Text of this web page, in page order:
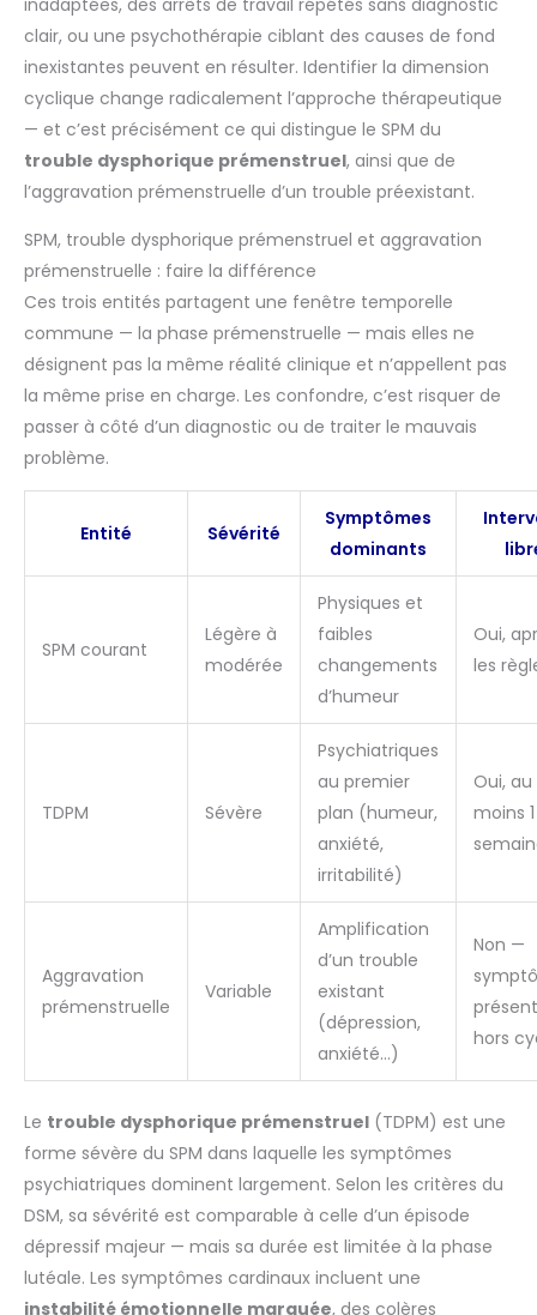
clair, ou une psychothérapie ciblant des causes de fond
inexistantes peuvent en résulter. Identifier la dimension
cyclique change radicalement l’approche thérapeutique
— et c’est précisément ce qui distingue le SPM du
trouble dysphorique prémenstruel, ainsi que de
l’aggravation prémenstruelle d’un trouble préexistant.
SPM, trouble dysphorique prémenstruel et aggravation
prémenstruelle : faire la différence
Ces trois entités partagent une fenêtre temporelle
commune — la phase prémenstruelle — mais elles ne
désignent pas la même réalité clinique et n’appellent pas
la même prise en charge. Les confondre, c’est risquer de
passer à côté d’un diagnostic ou de traiter le mauvais
problème.
Entité Sévérité
Symptômes
dominants
SPM courant
Légère à
modérée
Physiques et
faibles
changements
d’humeur
Oui,
les
TDPM Sévère
Psychiatriques
au premier
plan (humeur,
anxiété,
irritabilité)
Oui, au
moins 1
Aggravation
prémenstruelle
Variable
Amplification
d’un trouble
existant
(dépression,
anxiété…)
Non —
hors
Le trouble dysphorique prémenstruel (TDPM) est une
forme sévère du SPM dans laquelle les symptômes
psychiatriques dominent largement. Selon les critères du
DSM, sa sévérité est comparable à celle d’un épisode
dépressif majeur — mais sa durée est limitée à la phase
lutéale. Les symptômes cardinaux incluent une
instabilité émotionnelle marquée, des colères